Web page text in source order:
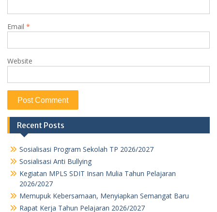
Email *
Website
Recent Posts
Sosialisasi Program Sekolah TP 2026/2027
Sosialisasi Anti Bullying
Kegiatan MPLS SDIT Insan Mulia Tahun Pelajaran
2026/2027
Memupuk Kebersamaan, Menyiapkan Semangat Baru
Rapat Kerja Tahun Pelajaran 2026/2027